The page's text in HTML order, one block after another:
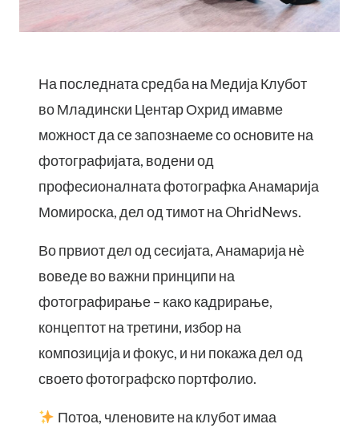
На последната средба на Медија Клубот
во Младински Центар Охрид имавме
можност да се запознаеме со основите на
фотографијата, водени од
професионалната фотографка Анамарија
Момироска, дел од тимот на OhridNews.
Во првиот дел од сесијата, Анамарија нè
воведе во важни принципи на
фотографирање – како кадрирање,
концептот на третини, избор на
композиција и фокус, и ни покажа дел од
своето фотографско портфолио.
Потоа, членовите на клубот имаа